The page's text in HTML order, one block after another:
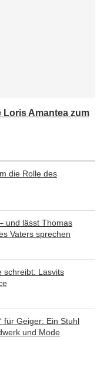
Loris Amantea zum
die Rolle des
und lässt Thomas
Vaters sprechen
schreibt: Lasvits
für Geiger: Ein Stuhl
und Mode